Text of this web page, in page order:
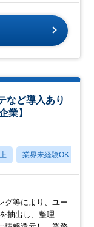
など導入あり
業】
業界未経験OK
グ等により、ユー
抽出し、整理